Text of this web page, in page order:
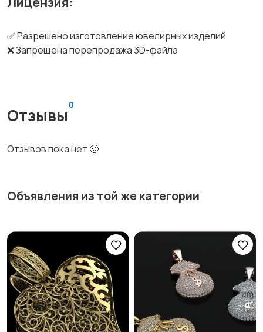
✅ Разрешено изготовление ювелирных изделий
❌ Запрещена перепродажа 3D-файла
Отзывы
0
Отзывов пока нет 🥴
Объявления из той же категории